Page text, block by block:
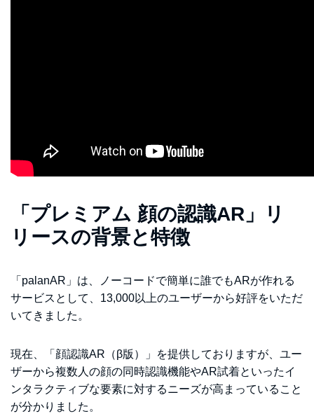
「プレミアム 顔の認識AR」リ
リースの背景と特徴
「palanAR」は、ノーコードで簡単に誰でもARが作れる
サービスとして、13,000以上のユーザーから好評をいただ
いてきました。
現在、「顔認識AR（β版）」を提供しておりますが、ユー
ザーから複数人の顔の同時認識機能やAR試着といったイ
ンタラクティブな要素に対するニーズが高まっていること
が分かりました。